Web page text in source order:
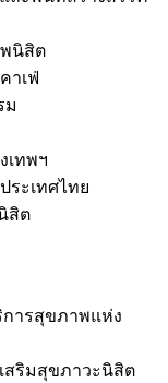
นิสิต
าเฟ่
ม
เทพฯ
ระเทศไทย
สิต
ารสุขภาพแห่ง
สริมสุขภาวะนิสิต